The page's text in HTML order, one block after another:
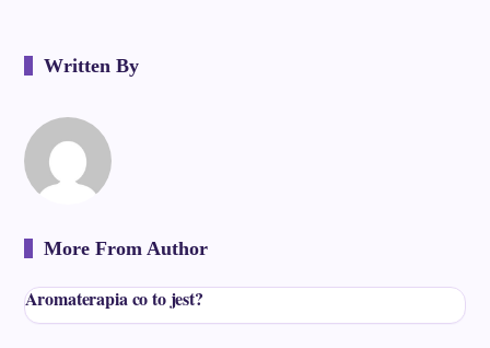
Written By
More From Author
Aromaterapia co to jest?